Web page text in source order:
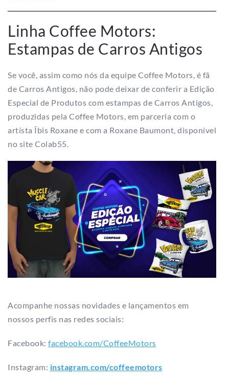
Linha Coffee Motors:
Estampas de Carros Antigos
Se você, assim como nós da equipe Coffee Motors, é fã
de Carros Antigos, não pode deixar de conferir a Edição
Especial de Produtos com estampas de Carros Antigos,
produzidas pela Coffee Motors, em parceria com o
artísta Íbis Roxane e com a Roxane Baumont, disponível
no site Colab55.
Acompanhe nossas novidades e lançamentos em
nossos perfis nas redes sociais:
Facebook: facebook.com/CoffeeMotors
Instagram: instagram.com/coffeemotors​